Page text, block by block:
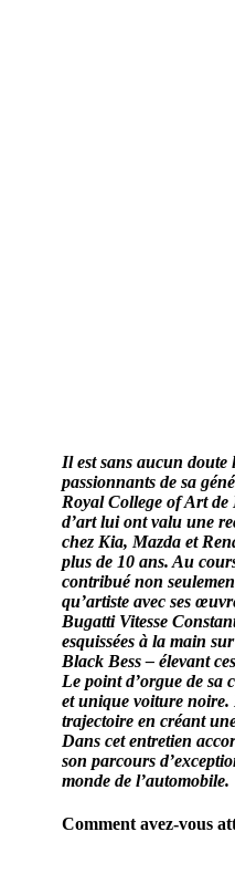
Il est sans aucun doute
passionnants de sa
Royal College of Art de
d’art lui ont valu une
chez Kia, Mazda et
plus de 10 ans. Au
contribué non
qu’artiste avec ses
Bugatti Vitesse
esquissées à la main
Black Bess – élevant
Le point d’orgue de sa
et unique voiture noire.
trajectoire en créant
Dans cet entretien
son parcours
monde de l’automobile.
Comment avez-vous